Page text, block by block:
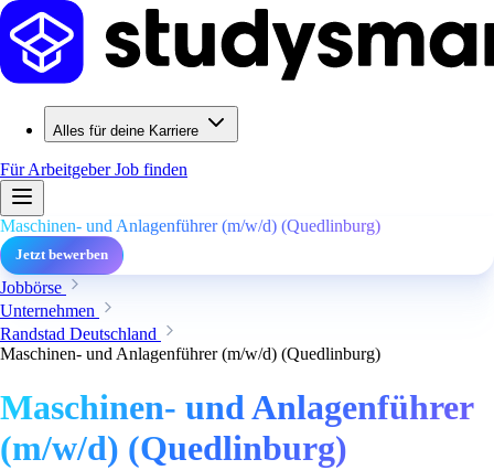
Alles für deine Karriere
Für ArbeitgeberJob finden
Maschinen- und Anlagenführer (m/w/d) (Quedlinburg)
Jetzt bewerben
Jobbörse
Unternehmen
Randstad Deutschland
Maschinen- und Anlagenführer (m/w/d) (Quedlinburg)
Maschinen- und Anlagenführer
(m/w/d) (Quedlinburg)